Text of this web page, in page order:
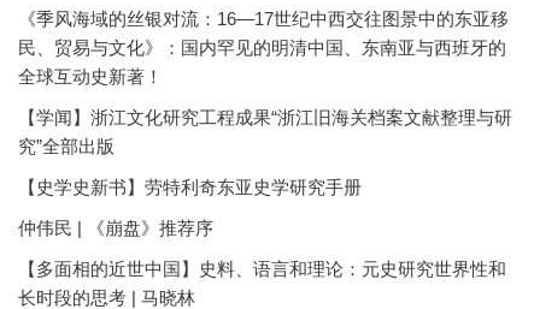
《季风海域的丝银对流：16—17世纪中西交往图景中的东亚移
民、贸易与文化》：国内罕见的明清中国、东南亚与西班牙的
全球互动史新著！
【学闻】浙江文化研究工程成果“浙江旧海关档案文献整理与研
究”全部出版
【史学史新书】劳特利奇东亚史学研究手册
仲伟民 | 《崩盘》推荐序
【多面相的近世中国】史料、语言和理论：元史研究世界性和
长时段的思考 | 马晓林